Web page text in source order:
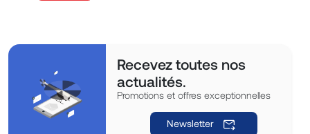
Recevez toutes nos
actualités.
Promotions et offres exceptionnelles
Newsletter